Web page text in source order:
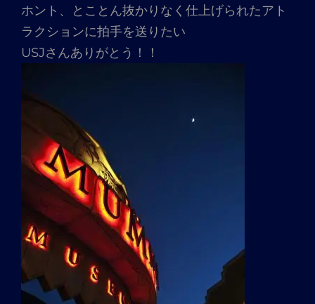
ホント、とことん抜かりなく仕上げられたアト
ラクションに拍手を送りたい
USJさんありがとう！！